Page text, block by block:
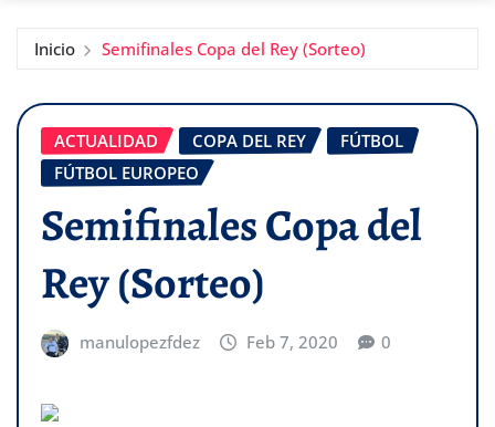
Inicio Semifinales Copa del Rey (Sorteo)
ACTUALIDAD COPA DEL REY
FÚTBOL
FÚTBOL EUROPEO
Semifinales Copa del
Rey (Sorteo)
manulopezfdez Feb 7, 2020 0